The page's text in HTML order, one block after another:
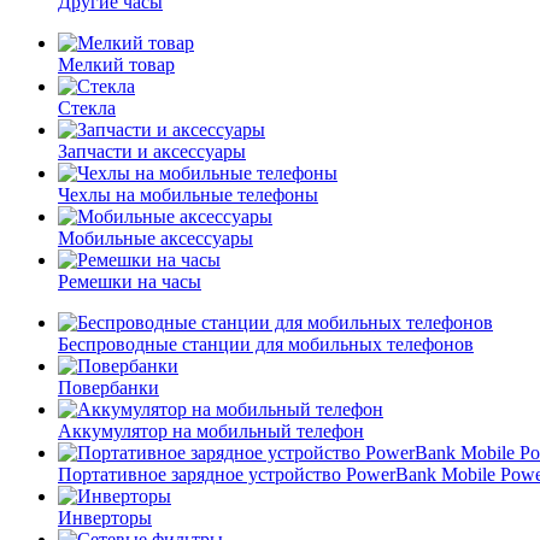
Мелкий товар
Стекла
Запчасти и аксессуары
Чехлы на мобильные телефоны
Мобильные аксессуары
Ремешки на часы
Беспроводные станции для мобильных телефонов
Повербанки
Аккумулятор на мобильный телефон
Портативное зарядное устройство PowerBank Mobile
Инверторы